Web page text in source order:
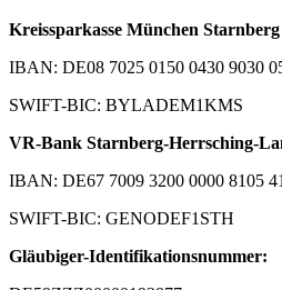
Kreissparkasse München
IBAN: DE08 7025 0150 0430 9030
SWIFT-BIC: BYLADEM1KMS
VR-Bank Starnberg-Herrsching-
IBAN: DE67 7009 3200 0000 8105 41
SWIFT-BIC: GENODEF1STH
Gläubiger-Identifikationsnummer: